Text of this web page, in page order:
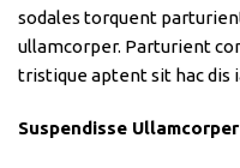
sodales torquent
ullamcorper. Parturient
tristique aptent sit hac dis
Suspendisse